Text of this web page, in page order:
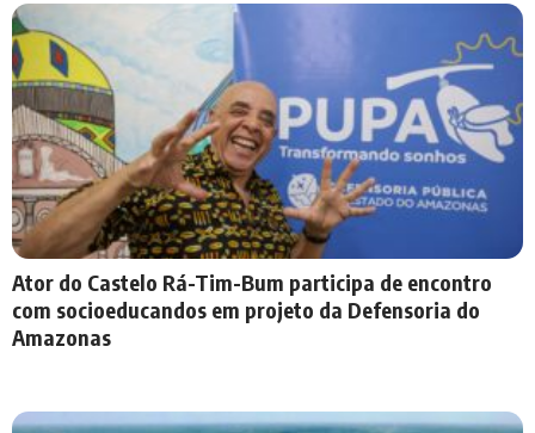
Ator do Castelo Rá-Tim-Bum participa de encontro
com socioeducandos em projeto da Defensoria do
Amazonas